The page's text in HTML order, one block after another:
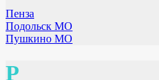
Пенза
Подольск МО
Пушкино МО
Р